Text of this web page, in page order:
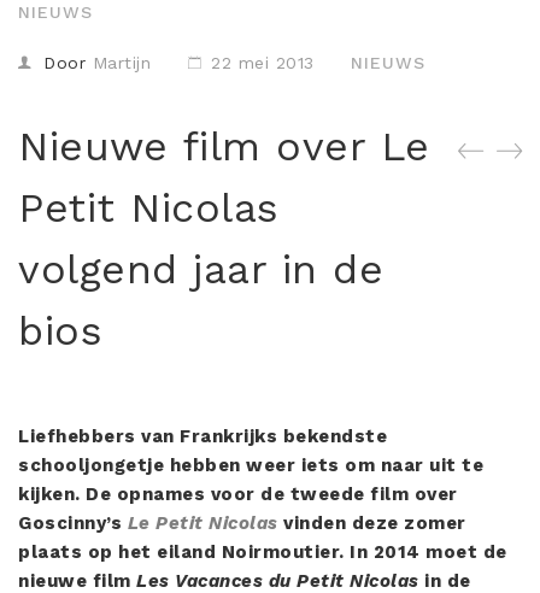
Misdaad
Musical
Thriller
NIEUWS
Door Martijn 22 mei 2013 NIEUWS
Nieuwe film over Le
Petit Nicolas
volgend jaar in de
bios
Liefhebbers van Frankrijks bekendste
schooljongetje hebben weer iets om naar uit te
kijken. De opnames voor de tweede film over
Goscinny’s Le Petit Nicolas vinden deze zomer
plaats op het eiland Noirmoutier. In 2014 moet de
nieuwe film Les Vacances du Petit Nicolas in de